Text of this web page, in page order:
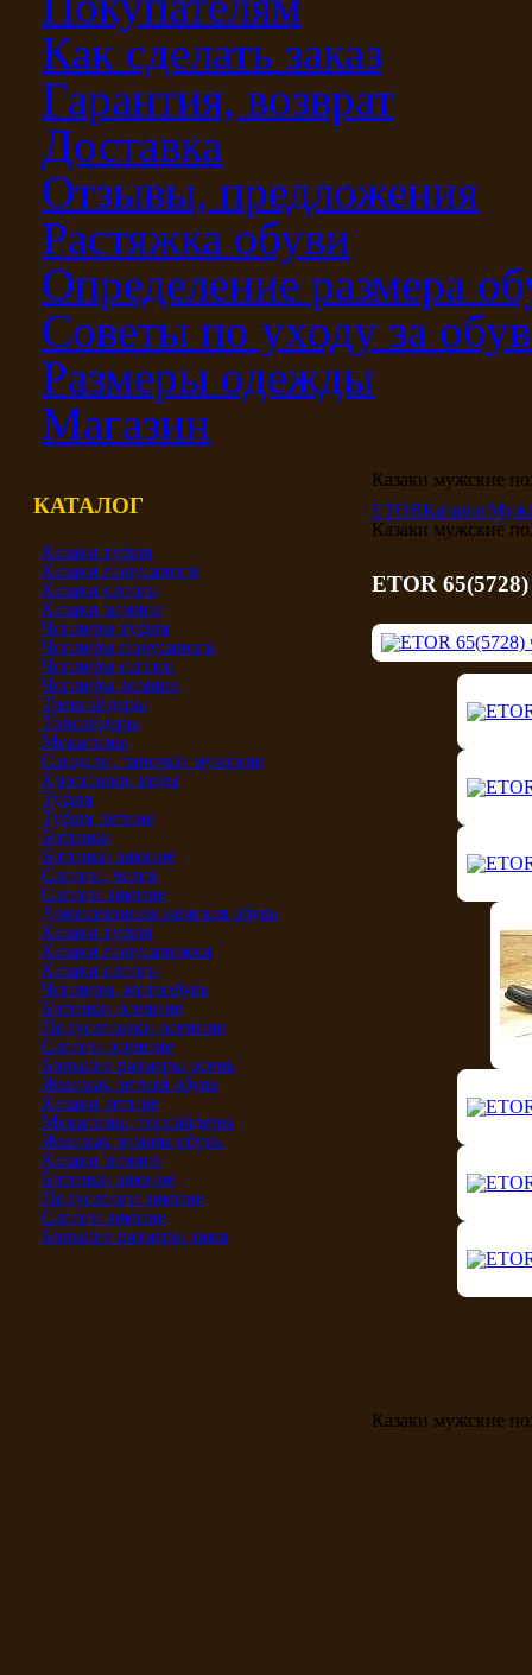
Как сделать заказ
Гарантия, возврат
Доставка
Отзывы, предложения
Растяжка обуви
Определение размера
Советы по уходу за
Размеры одежды
Магазин
КАТАЛОГ
Казаки туфли
Казаки полусапоги
Казаки сапоги
Казаки зимние
Чопперы туфли
Чопперы полусапоги
Чопперы сапоги
Чопперы зимние
Трексайдеры
Топсайдеры
Мокасины
Сандали, тапочки мужские
Кроссовки, кеды
Туфли
Туфли летние
Ботинки
Ботинки зимние
Сапоги, челси
Сапоги зимние
Демисезонная женская обувь
Казаки туфли
Казаки полусапожки
Казаки сапоги
Чопперы, мотообувь
Ботинки осенние
Полусапожки осенние
Сапоги осенние
Большие размеры осень
Женская летняя обувь
Казаки летние
Мокасины, топсайдеры
Женская зимняя обувь
Казаки зимние
Ботинки зимние
Полусапоги зимние
Сапоги зимние
Большие размеры зима
Казаки мужские
ETORКаталог
Казаки мужские
ETOR
Казаки мужские